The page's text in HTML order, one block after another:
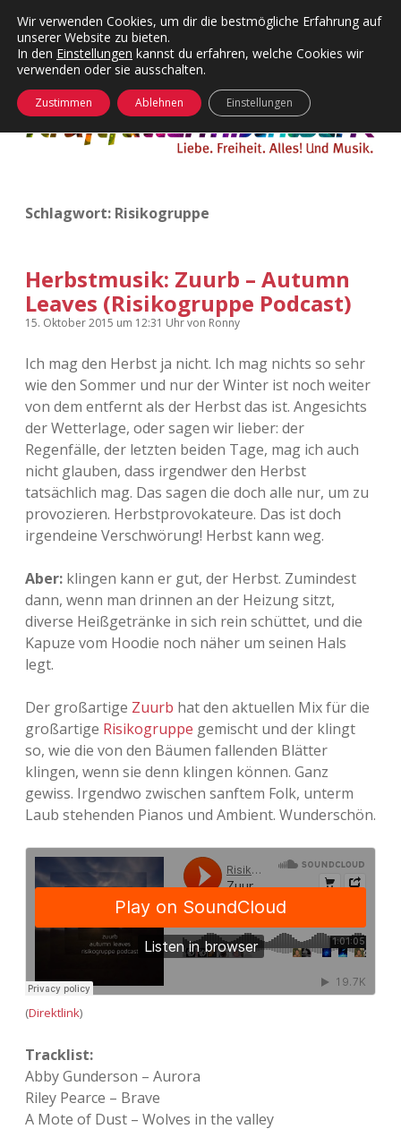
Kategorien
Menü
24 Hours Chilling
Die Wende
KFMW-Disco
Kopfkinomusik
Täglicher Sinnwahn
Visuelles
Wandnotizen
KFMW-Disco
Dates
Contact
Menü
öffnen
Adventskalender 2010
Adventskalender 2012
Adventskalender 2013
Adventskalender 2014
Adventskalender 2015
Adventskalender 2017
Adventskalender 2018
Adventskalender 2020
Adventskalender 2021
Adventskalender 2022
Adventskalender 2023
Adventskalender 2024
facebook
instagram
rss soundcloud
vimeoBluesky
öffnen
Schlagwort: Risikogruppe
Herbstmusik: Zuurb – Autumn
Leaves (Risikogruppe Podcast)
15. Oktober 2015 um 12:31 Uhrvon Ronny
Ich mag den Herbst ja nicht. Ich mag nichts so sehr
wie den Sommer und nur der Winter ist noch weiter
von dem entfernt als der Herbst das ist. Angesichts
der Wetterlage, oder sagen wir lieber: der
Regenfälle, der letzten beiden Tage, mag ich auch
nicht glauben, dass irgendwer den Herbst
tatsächlich mag. Das sagen die doch alle nur, um zu
provozieren. Herbstprovokateure. Das ist doch
irgendeine Verschwörung! Herbst kann weg.
Aber: klingen kann er gut, der Herbst. Zumindest
dann, wenn man drinnen an der Heizung sitzt,
diverse Heißgetränke in sich rein schüttet, und die
Kapuze vom Hoodie noch näher um seinen Hals
legt.
Der großartige Zuurb hat den aktuellen Mix für die
großartige Risikogruppe gemischt und der klingt
so, wie die von den Bäumen fallenden Blätter
klingen, wenn sie denn klingen können. Ganz
gewiss. Irgendwo zwischen sanftem Folk, unterm
Laub stehenden Pianos und Ambient. Wunderschön.
(Direktlink)
Tracklist:
Abby Gunderson – Aurora
Riley Pearce – Brave
A Mote of Dust – Wolves in the valley
Wir verwenden Cookies, um dir die bestmögliche Erfahrung auf
unserer Website zu bieten.
In den Einstellungen kannst du erfahren, welche Cookies wir
verwenden oder sie ausschalten.
Zustimmen Ablehnen Einstellungen